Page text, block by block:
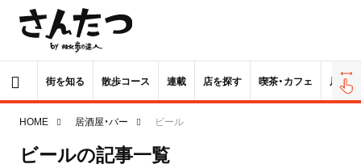
街を知る 散歩コース 連載 店を探す 喫茶・カフェ 居酒屋
HOME 居酒屋・バー ビール
ビールの記事一覧